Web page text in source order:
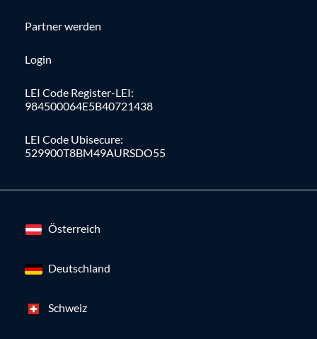
Partner werden
Login
LEI Code Register-LEI:
984500064E5B40721438
LEI Code Ubisecure:
529900T8BM49AURSDO55
Österreich
Deutschland
Schweiz